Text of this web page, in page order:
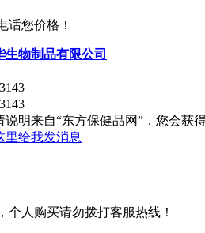
话您价格！
生物制品有限公司
明来自“东方保健品网”，您会获
个人购买请勿拨打客服热线！